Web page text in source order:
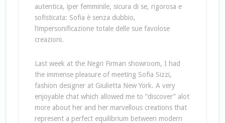
autentica, iper femminile, sicura di se, rigorosa e
sofisticata: Sofia è senza dubbio,
l’impersonificazione totale delle sue favolose
creazioni.
Last week at the Negri Firman showroom, I had
the immense pleasure of meeting Sofia Sizzi,
fashion designer at Giulietta New York. A very
enjoyable chat which allowed me to “discover” alot
more about her and her marvellous creations that
represent a perfect equilibrium between modern